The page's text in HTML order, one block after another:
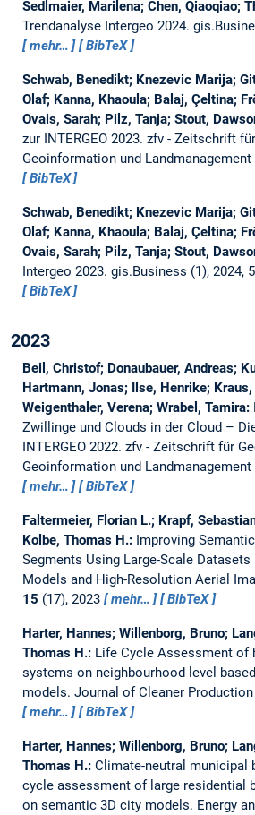
Sedlmaier, Marilena; Chen, Qiaoqiao;
Trendanalyse Intergeo 2024.
mehr…
BibTeX
Schwab, Benedikt; Knezevic Marija;
Olaf; Kanna, Khaoula; Balaj, Çeltina;
Ovais, Sarah; Pilz, Tanja; Stout,
zur INTERGEO 2023. zfv - Zeitschrift
Geoinformation und Landmanagement
BibTeX
Schwab, Benedikt; Knezevic Marija;
Olaf; Kanna, Khaoula; Balaj, Çeltina;
Ovais, Sarah; Pilz, Tanja; Stout,
Intergeo 2023. gis.Business (1), 2024,
BibTeX
2023
Beil, Christof; Donaubauer, Andreas;
Hartmann, Jonas; Ilse, Henrike;
Weigenthaler, Verena; Wrabel, Tamira:
Zwillinge und Clouds in der Cloud –
INTERGEO 2022. zfv - Zeitschrift für
Geoinformation und Landmanagement
mehr…
BibTeX
Faltermeier, Florian L.; Krapf,
Kolbe, Thomas H.: Improving
Segments Using Large-Scale
Models and High-Resolution Aerial
15 (17), 2023 mehr… BibTeX
Harter, Hannes; Willenborg, Bruno;
Thomas H.: Life Cycle Assessment of
systems on neighbourhood level
models. Journal of Cleaner Production
mehr…
BibTeX
Harter, Hannes; Willenborg, Bruno;
Thomas H.: Climate-neutral municipal
cycle assessment of large residential
on semantic 3D city models. Energy